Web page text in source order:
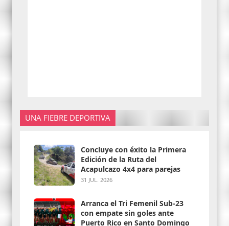
UNA FIEBRE DEPORTIVA
Concluye con éxito la Primera
Edición de la Ruta del
Acapulcazo 4x4 para parejas
31 JUL. 2026
Arranca el Tri Femenil Sub-23
con empate sin goles ante
Puerto Rico en Santo Domingo